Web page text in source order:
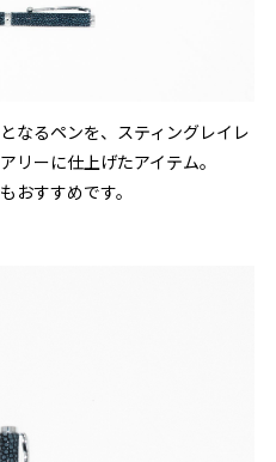
なるペンを、スティングレイレ
リーに仕上げたアイテム。
おすすめです。